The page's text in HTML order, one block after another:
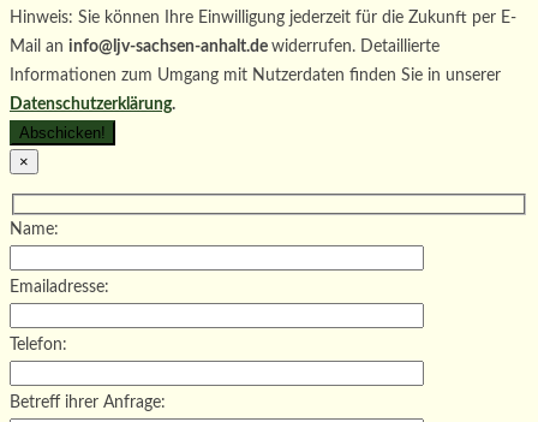
Hinweis: Sie können Ihre Einwilligung jederzeit für die Zukunft per E-
Mail an info@ljv-sachsen-anhalt.de widerrufen. Detaillierte
Informationen zum Umgang mit Nutzerdaten finden Sie in unserer
Datenschutzerklärung.
×
Name:
Emailadresse:
Telefon:
Betreff ihrer Anfrage: